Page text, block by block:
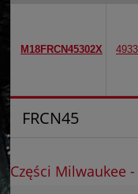
M18FRCN45302X
FRCN45
Części Milwaukee